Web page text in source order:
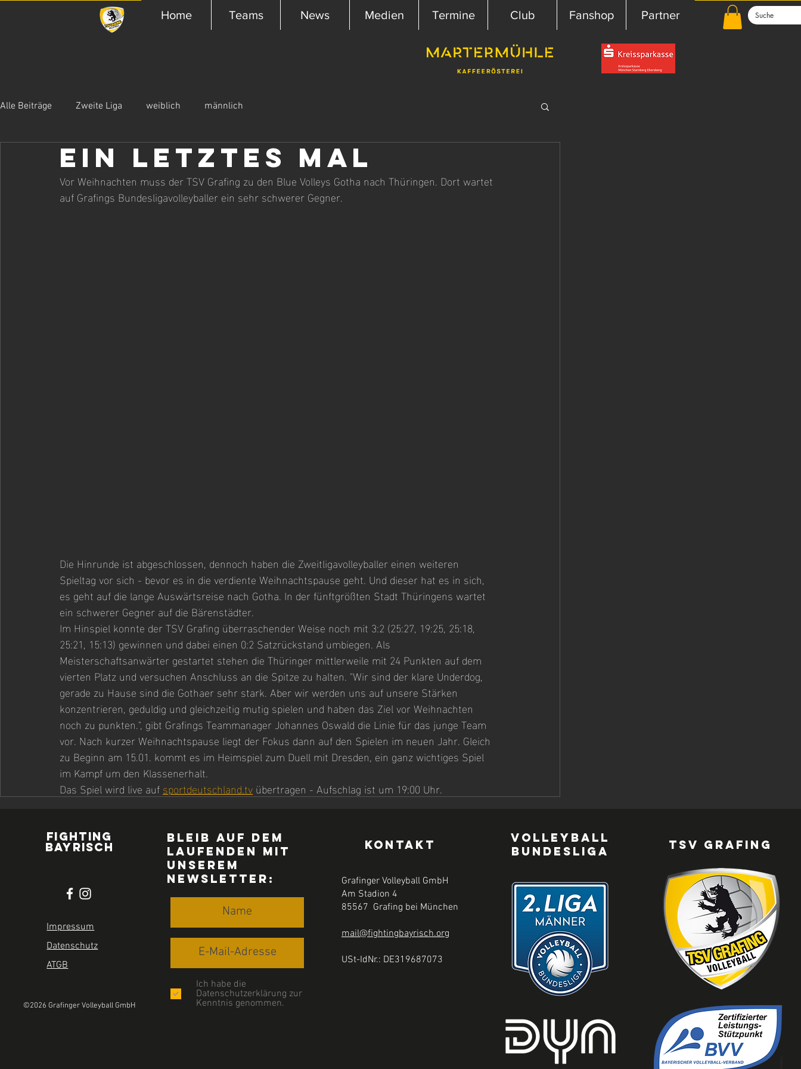
Home Teams News Medien Termine Club Fanshop Partner
Alle Beiträge Zweite Liga weiblich männlich
Ein letztes Mal
Vor Weihnachten muss der TSV Grafing zu den Blue Volleys Gotha nach Thüringen. Dort wartet
auf Grafings Bundesligavolleyballer ein sehr schwerer Gegner.
Die Hinrunde ist abgeschlossen, dennoch haben die Zweitligavolleyballer einen weiteren
Spieltag vor sich - bevor es in die verdiente Weihnachtspause geht. Und dieser hat es in sich,
es geht auf die lange Auswärtsreise nach Gotha. In der fünftgrößten Stadt Thüringens wartet
ein schwerer Gegner auf die Bärenstädter.
Im Hinspiel konnte der TSV Grafing überraschender Weise noch mit 3:2 (25:27, 19:25, 25:18,
25:21, 15:13) gewinnen und dabei einen 0:2 Satzrückstand umbiegen. Als
Meisterschaftsanwärter gestartet stehen die Thüringer mittlerweile mit 24 Punkten auf dem
vierten Platz und versuchen Anschluss an die Spitze zu halten. "Wir sind der klare Underdog,
gerade zu Hause sind die Gothaer sehr stark. Aber wir werden uns auf unsere Stärken
konzentrieren, geduldig und gleichzeitig mutig spielen und haben das Ziel vor Weihnachten
noch zu punkten.", gibt Grafings Teammanager Johannes Oswald die Linie für das junge Team
vor. Nach kurzer Weihnachtspause liegt der Fokus dann auf den Spielen im neuen Jahr. Gleich
zu Beginn am 15.01. kommt es im Heimspiel zum Duell mit Dresden, ein ganz wichtiges Spiel
im Kampf um den Klassenerhalt.
Das Spiel wird live auf sportdeutschland.tv übertragen - Aufschlag ist um 19:00 Uhr.
FIGHTING
BAYRISCH
Impressum
Datenschutz
ATGB
©2026 Grafinger Volleyball GmbH
Bleib auf dem
Laufenden mit
UNSEREM
Newsletter :
Ich habe die
Datenschutzerklärung zur
Kenntnis genommen.
KONTAKT
Grafinger Volleyball GmbH
Am Stadion 4
85567 Grafing bei München
mail@fightingbayrisch.org
USt-IdNr.: DE319687073
Volleyball
Bundesliga
TSV Grafing